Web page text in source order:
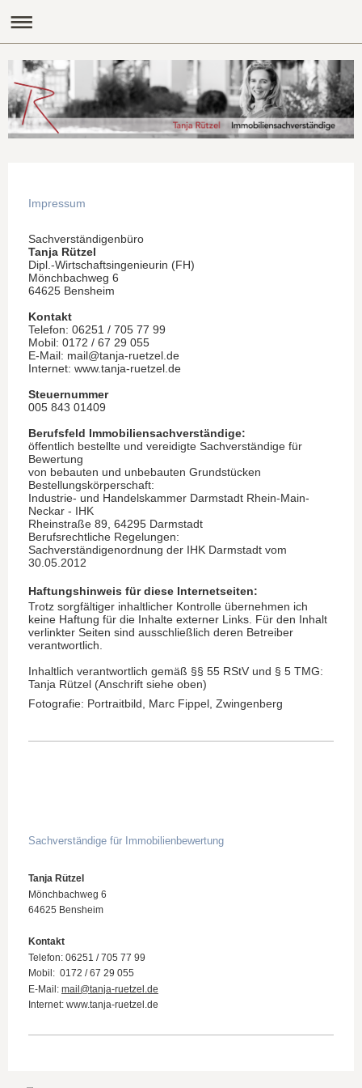
Impressum
Sachverständigenbüro
Tanja Rützel
Dipl.-Wirtschaftsingenieurin (FH)
Mönchbachweg 6
64625 Bensheim
Kontakt
Telefon: 06251 / 705 77 99
Mobil: 0172 / 67 29 055
E-Mail: mail@tanja-ruetzel.de
Internet: www.tanja-ruetzel.de
Steuernummer
005 843 01409
Berufsfeld Immobiliensachverständige:
öffentlich bestellte und vereidigte Sachverständige für
Bewertung
von bebauten und unbebauten Grundstücken
Bestellungskörperschaft:
Industrie- und Handelskammer Darmstadt Rhein-Main-
Neckar - IHK
Rheinstraße 89, 64295 Darmstadt
Berufsrechtliche Regelungen:
Sachverständigenordnung der IHK Darmstadt vom
30.05.2012
Haftungshinweis für diese Internetseiten:
Trotz sorgfältiger inhaltlicher Kontrolle übernehmen ich
keine Haftung für die Inhalte externer Links. Für den Inhalt
verlinkter Seiten sind ausschließlich deren Betreiber
verantwortlich.
Inhaltlich verantwortlich gemäß §§ 55 RStV und § 5 TMG:
Tanja Rützel (Anschrift siehe oben)
Fotografie: Portraitbild, Marc Fippel, Zwingenberg
Sachverständige für Immobilienbewertung
Tanja Rützel
Mönchbachweg 6
64625 Bensheim
Kontakt
Telefon: 06251 / 705 77 99
Mobil: 0172 / 67 29 055
E-Mail: mail@tanja-ruetzel.de
Internet: www.tanja-ruetzel.de